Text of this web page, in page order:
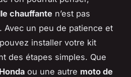
chauffante n’est pas
Avec un peu de patience et
installer votre kit
des étapes simples. Que
Honda ou une autre moto de